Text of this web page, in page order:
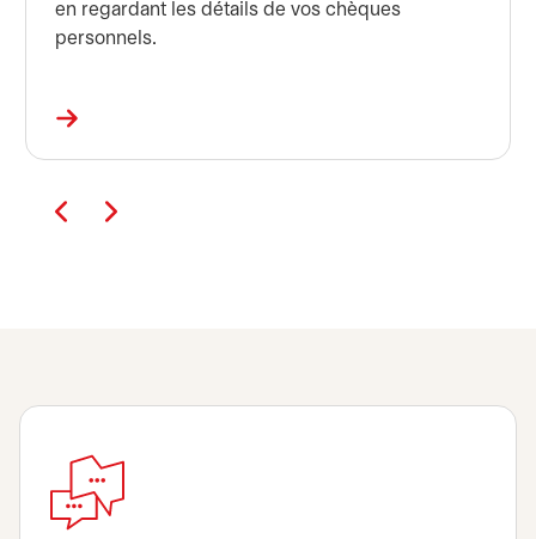
en regardant les détails de vos chèques
personnels.